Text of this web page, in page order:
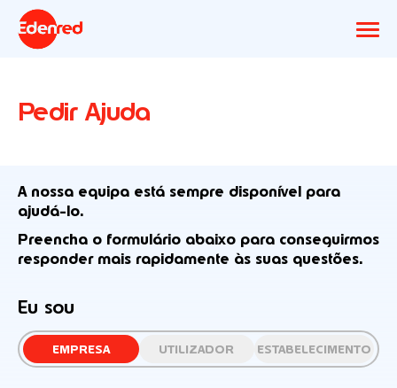
Pedir Ajuda
A nossa equipa está sempre disponível para
ajudá-lo.
Preencha o formulário abaixo para conseguirmos
responder mais rapidamente às suas questões.
Eu sou
EMPRESA UTILIZADOR ESTABELECIMENTO